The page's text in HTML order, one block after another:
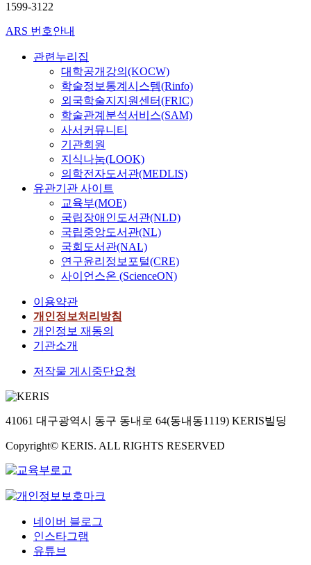
1599-3122
ARS 번호안내
관련누리집
대학공개강의(KOCW)
학술정보통계시스템(Rinfo)
외국학술지지원센터(FRIC)
학술관계분석서비스(SAM)
사서커뮤니티
기관회원
지식나눔(LOOK)
의학전자도서관(MEDLIS)
유관기관 사이트
교육부(MOE)
국립장애인도서관(NLD)
국립중앙도서관(NL)
국회도서관(NAL)
연구윤리정보포털(CRE)
사이언스온 (ScienceON)
이용약관
개인정보처리방침
개인정보 재동의
기관소개
저작물 게시중단요청
41061 대구광역시 동구 동내로 64(동내동1119) KERIS빌딩
Copyright© KERIS. ALL RIGHTS RESERVED
네이버 블로그
인스타그램
유튜브